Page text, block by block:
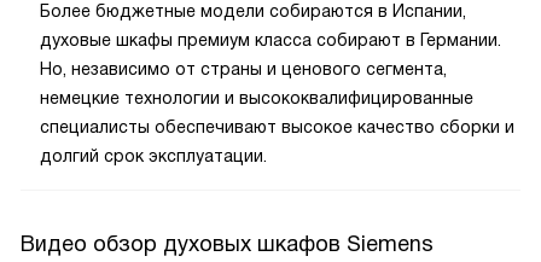
Более бюджетные модели собираются в Испании,
духовые шкафы премиум класса собирают в Германии.
Но, независимо от страны и ценового сегмента,
немецкие технологии и высококвалифицированные
специалисты обеспечивают высокое качество сборки и
долгий срок эксплуатации.
Видео обзор духовых шкафов Siemens